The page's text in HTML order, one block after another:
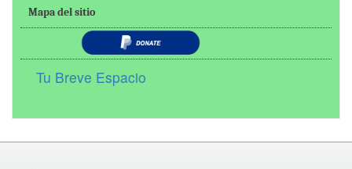
Mapa del sitio
Tu Breve Espacio